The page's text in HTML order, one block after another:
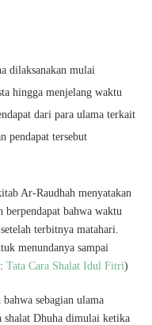
dilaksanakan mulai
hingga menjelang waktu
dari para ulama terkait
pendapat tersebut
Ar-Raudhah menyatakan
berpendapat bahwa waktu
terbitnya matahari.
menundanya sampai
Tata Cara Shalat Idul Fitri)
sebagian ulama
shalat Dhuha dimulai ketika